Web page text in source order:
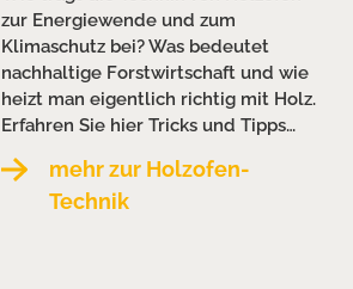
zur Energiewende und zum
Klimaschutz bei? Was bedeutet
nachhaltige Forstwirtschaft und wie
heizt man eigentlich richtig mit Holz.
Erfahren Sie hier Tricks und Tipps…
mehr zur Holzofen-
Technik